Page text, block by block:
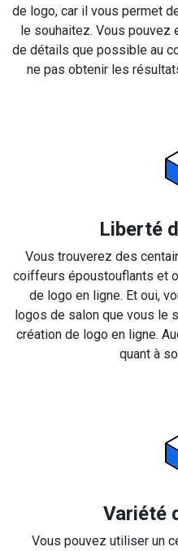
de logo, car il vous permet
le souhaitez. Vous pouvez
de détails que possible au
ne pas obtenir les
Liberté
Vous trouverez des
coiffeurs époustouflants et
de logo en ligne. Et oui,
logos de salon que vous le
création de logo en ligne.
quant à
Variété
Vous pouvez utiliser un